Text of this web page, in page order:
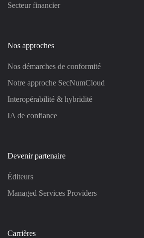
Secteur financier
Nos approches
Nos démarches de conformité
Notre approche SecNumCloud
Interopérabilité & hybridité
IA de confiance
Devenir partenaire
Éditeurs
Managed Services Providers
Carrières